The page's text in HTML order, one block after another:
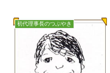
初代理事長のつぶやき